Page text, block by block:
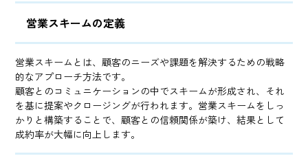
営業スキームの定義
営業スキームとは、顧客のニーズや課題を解決するための戦略
的なアプローチ方法です。
顧客とのコミュニケーションの中でスキームが形成され、それ
を基に提案やクロージングが行われます。営業スキームをしっ
かりと構築することで、顧客との信頼関係が築け、結果として
成約率が大幅に向上します。